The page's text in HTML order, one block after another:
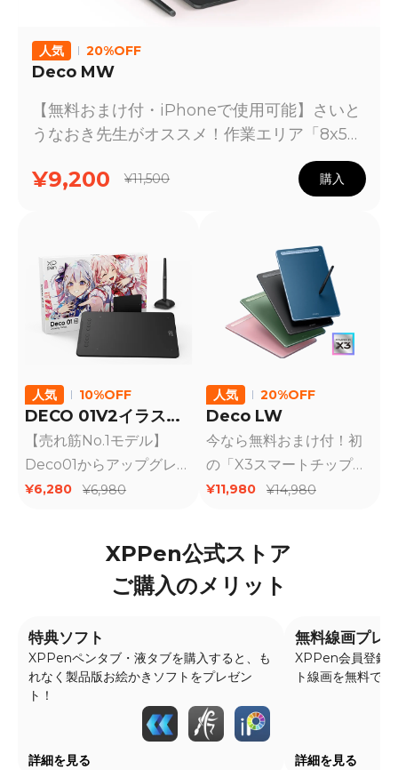
人気 20%OFF
Deco MW
【無料おまけ付・iPhoneで使用可能】さいと
うなおき先生がオススメ！作業エリア「8x5イ
ンチ」。「X3」スマートチップ搭載したペン
を採用。ペンの検知能力が10倍にアップ。思
Paint X対応機種です。在庫あり、通常1-2日
で国内倉庫から出荷予定です。
¥9,200 ¥11,500 購入
人気 10%OFF
DECO 01V2イラスト
パッケージ
【売れ筋No.1モデル】
Deco01からアップグレー
ドした機種、初心者向け
またはAndroidと接続で
使用可能。国内在庫あ
る予定です。
¥6,280 ¥6,980
人気 20%OFF
Deco LW
今なら無料おまけ付！初
の「X3スマートチップ」
搭載したペンタブが登
力が10倍にアップ・フェ
ザータッチで線が途切れ
中！在庫あり、通常1-2日
で国内倉庫から出荷予定
です。
¥11,980 ¥14,980
XPPen公式ストア
ご購入のメリット
特典ソフト
XPPenペンタブ・液タブを購入すると、も
れなく製品版お絵かきソフトをプレゼン
ト！
詳細を見る
無料線画プレ
XPPen会員登録
ト線画を無料で
詳細を見る